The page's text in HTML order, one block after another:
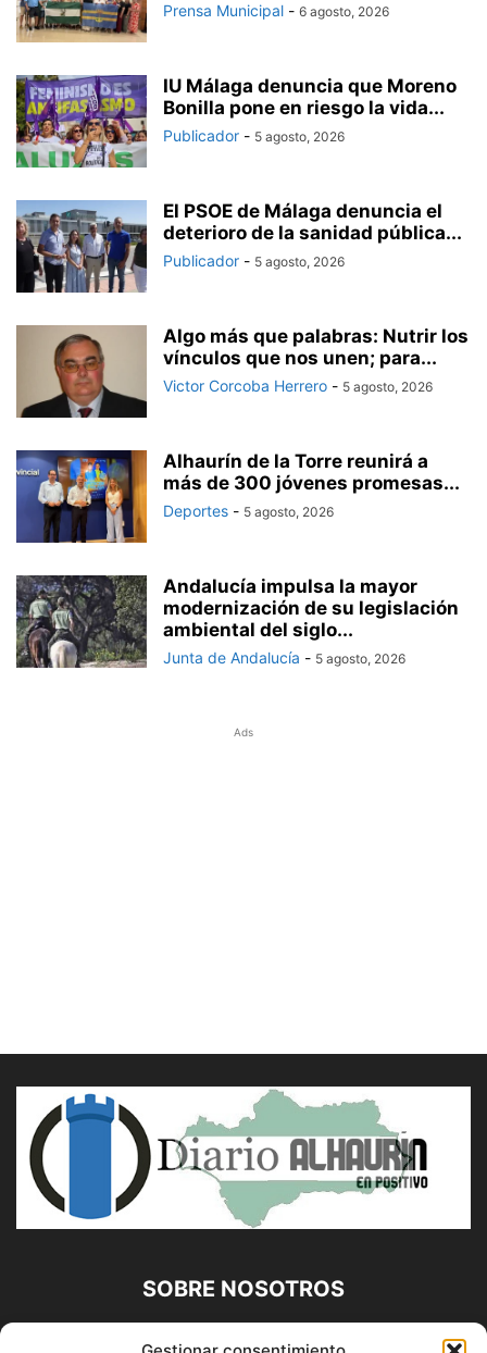
Prensa Municipal - 6 agosto, 2026
IU Málaga denuncia que Moreno
Bonilla pone en riesgo la vida...
Publicador - 5 agosto, 2026
El PSOE de Málaga denuncia el
deterioro de la sanidad pública...
Publicador - 5 agosto, 2026
Algo más que palabras: Nutrir los
vínculos que nos unen; para...
Victor Corcoba Herrero - 5 agosto, 2026
Alhaurín de la Torre reunirá a
más de 300 jóvenes promesas...
Deportes - 5 agosto, 2026
Andalucía impulsa la mayor
modernización de su legislación
ambiental del siglo...
Junta de Andalucía - 5 agosto, 2026
Ads
SOBRE NOSOTROS
Diario Alhaurín (www.alhaurindelatorre.com) Propiedad de